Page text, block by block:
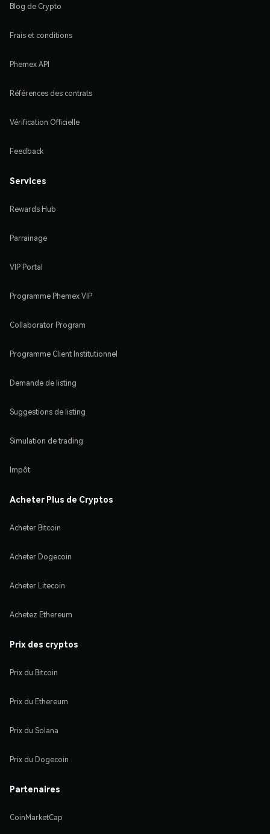
Blog de Crypto
Frais et conditions
Phemex API
Références des contrats
Vérification Officielle
Feedback
Services
Rewards Hub
Parrainage
VIP Portal
Programme Phemex VIP
Collaborator Program
Programme Client Institutionnel
Demande de listing
Suggestions de listing
Simulation de trading
Impôt
Acheter Plus de Cryptos
Acheter Bitcoin
Acheter Dogecoin
Acheter Litecoin
Achetez Ethereum
Prix des cryptos
Prix du Bitcoin
Prix du Ethereum
Prix du Solana
Prix du Dogecoin
Partenaires
CoinMarketCap